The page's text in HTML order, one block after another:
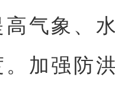
气象、
加强防